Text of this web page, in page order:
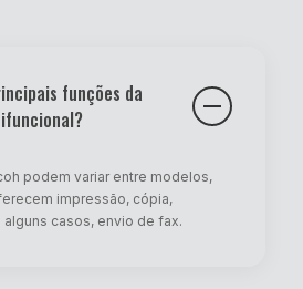
funções da
podem variar entre modelos,
impressão, cópia,
casos, envio de fax.